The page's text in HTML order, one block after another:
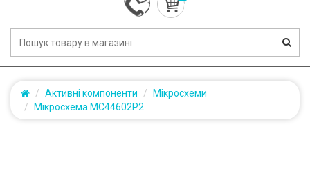
0
(0.0грн.)
Активні компоненти
Мікросхеми
Мікросхема MC44602P2